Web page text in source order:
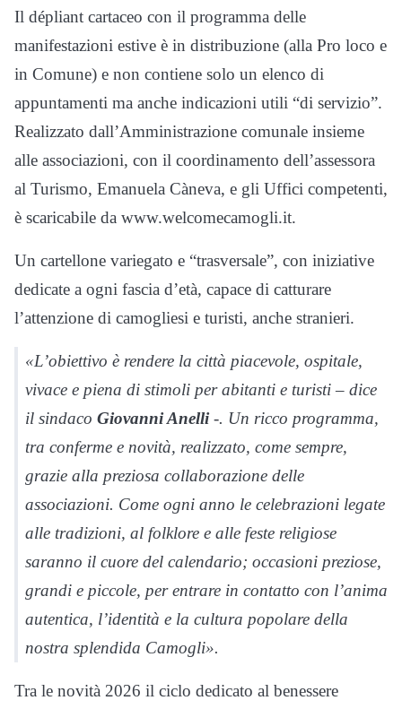
Il dépliant cartaceo con il programma delle
manifestazioni estive è in distribuzione (alla Pro loco e
in Comune) e non contiene solo un elenco di
appuntamenti ma anche indicazioni utili “di servizio”.
Realizzato dall’Amministrazione comunale insieme
alle associazioni, con il coordinamento dell’assessora
al Turismo, Emanuela Càneva, e gli Uffici competenti,
è scaricabile da www.welcomecamogli.it.
Un cartellone variegato e “trasversale”, con iniziative
dedicate a ogni fascia d’età, capace di catturare
l’attenzione di camogliesi e turisti, anche stranieri.
«L’obiettivo è rendere la città piacevole, ospitale,
vivace e piena di stimoli per abitanti e turisti – dice
il sindaco Giovanni Anelli-. Un ricco programma,
tra conferme e novità, realizzato, come sempre,
grazie alla preziosa collaborazione delle
associazioni. Come ogni anno le celebrazioni legate
alle tradizioni, al folklore e alle feste religiose
saranno il cuore del calendario; occasioni preziose,
grandi e piccole, per entrare in contatto con l’anima
autentica, l’identità e la cultura popolare della
nostra splendida Camogli».
Tra le novità 2026 il ciclo dedicato al benessere